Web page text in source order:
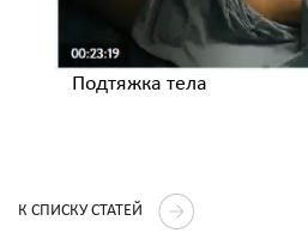
Подтяжка тела
К СПИСКУ СТАТЕЙ